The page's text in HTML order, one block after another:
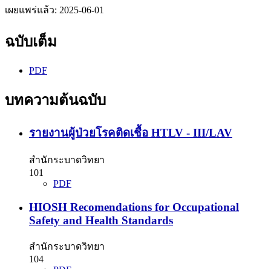
เผยแพร่แล้ว: 2025-06-01
ฉบับเต็ม
PDF
บทความต้นฉบับ
รายงานผู้ป่วยโรคติดเชื้อ HTLV - III/LAV
สำนักระบาดวิทยา
101
PDF
HIOSH Recomendations for Occupational
Safety and Health Standards
สำนักระบาดวิทยา
104